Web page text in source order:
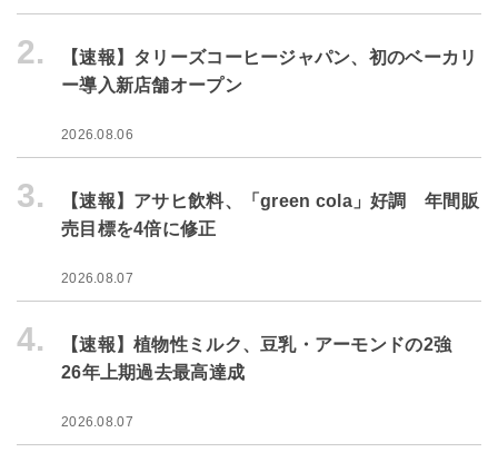
2.
【速報】タリーズコーヒージャパン、初のベーカリ
ー導入新店舗オープン
2026.08.06
3.
【速報】アサヒ飲料、「green cola」好調 年間販
売目標を4倍に修正
2026.08.07
4.
【速報】植物性ミルク、豆乳・アーモンドの2強
26年上期過去最高達成
2026.08.07